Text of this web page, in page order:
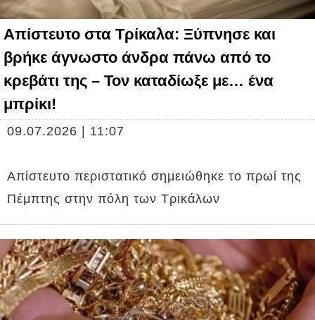
Απίστευτο στα Τρίκαλα: Ξύπνησε και
βρήκε άγνωστο άνδρα πάνω από το
κρεβάτι της – Τον καταδίωξε με… ένα
μπρίκι!
09.07.2026 | 11:07
Απίστευτο περιστατικό σημειώθηκε το πρωί της
Πέμπτης στην πόλη των Τρικάλων